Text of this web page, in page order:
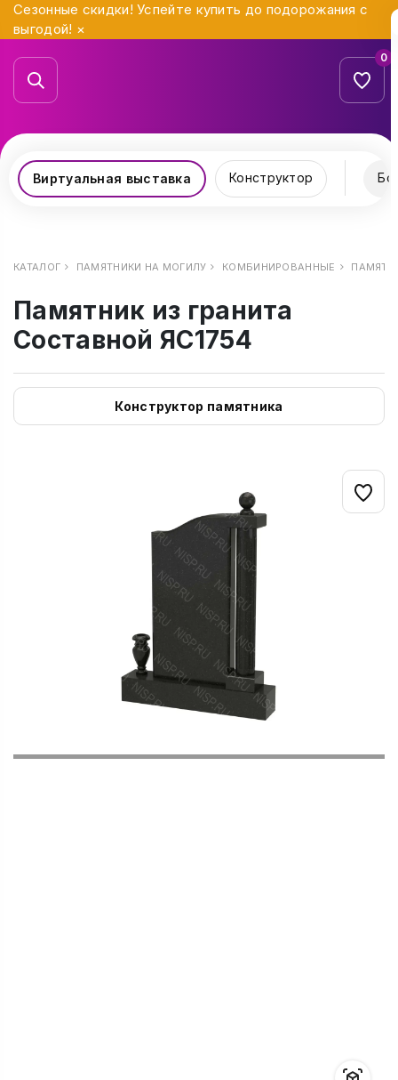
Сезонные скидки! Успейте купить до подорожания с
выгодой! ×
0
Виртуальная выставка Конструктор
КАТАЛОГ ПАМЯТНИКИ НА МОГИЛУ КОМБИНИРОВАННЫЕ
Памятник из гранита
Составной ЯС1754
Конструктор памятника